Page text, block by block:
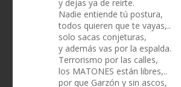
y dejas ya de reírte.
Nadie entiende tú postura,
todos quieren que te vayas,..
solo sacas conjeturas,
y además vas por la espalda.
Terrorismo por las calles,
los MATONES están libres,..
por que Garzón y sin ascos,